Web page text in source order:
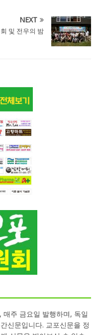
NEXT
및 전우의 밤
주 금요일 발행하며, 독일
신문입니다. 교포신문을 정